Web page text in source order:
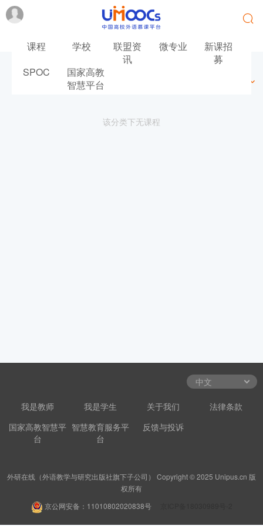
课程 学校
联盟资
讯
微专业
新课招
募
SPOC
国家高教
智慧平台
该分类下无课程
我是教师 我是学生 关于我们
法律条款
国家高教智慧平
台
智慧教育服务平
台
反馈与投诉
外研在线（外语教学与研究出版社旗下子公司） Copyright © 2025 Unipus.cn 版
权所有
京公网安备：11010802020838号